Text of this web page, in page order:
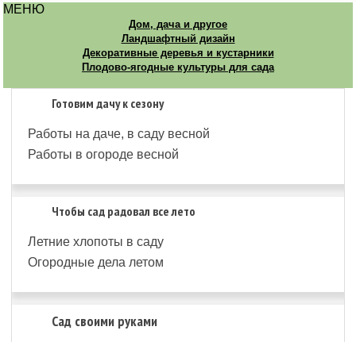
МЕНЮ
Дом, дача и другое
Ландшафтный дизайн
Декоративные деревья и кустарники
Плодово-ягодные культуры для сада
Готовим дачу к сезону
Работы на даче, в саду весной
Работы в огороде весной
Чтобы сад радовал все лето
Летние хлопоты в саду
Огородные дела летом
Сад своими руками